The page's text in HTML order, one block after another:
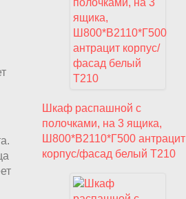
Шкаф распашной с
полочками, на 3 ящика,
Ш800*В2110*Г500 антрацит
корпус/фасад белый T210